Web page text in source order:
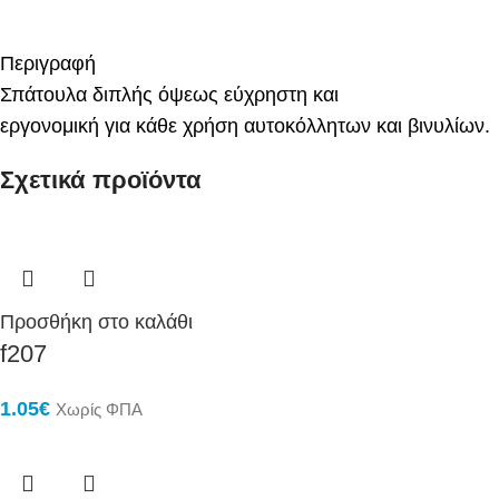
Περιγραφή
Σπάτουλα διπλής όψεως εύχρηστη και
εργονομική για κάθε χρήση αυτοκόλλητων και βινυλίων.
Σχετικά προϊόντα
Προσθήκη στο καλάθι
f207
1.05€ Χωρίς ΦΠΑ